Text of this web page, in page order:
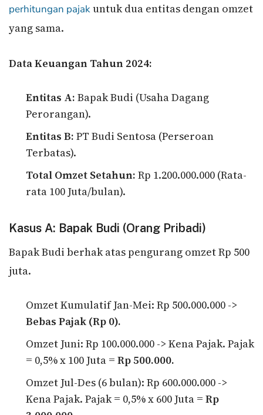
perhitungan pajakuntuk dua entitas dengan omzet
yang sama.
Data Keuangan Tahun 2024:
Entitas A: Bapak Budi (Usaha Dagang
Perorangan).
Entitas B: PT Budi Sentosa (Perseroan
Terbatas).
Total Omzet Setahun: Rp 1.200.000.000 (Rata-
rata 100 Juta/bulan).
Kasus A: Bapak Budi (Orang Pribadi)
Bapak Budi berhak atas pengurang omzet Rp 500
juta.
Omzet Kumulatif Jan-Mei: Rp 500.000.000 ->
Bebas Pajak (Rp 0).
Omzet Juni: Rp 100.000.000 -> Kena Pajak. Pajak
= 0,5% x 100 Juta = Rp 500.000.
Omzet Jul-Des (6 bulan): Rp 600.000.000 ->
Kena Pajak. Pajak = 0,5% x 600 Juta = Rp